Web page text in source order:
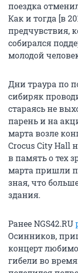
поездка
Как и тогда [в
предчувствия,
собирался
молодой
Дни траура по
сибиряк
стараясь не
парень и на
марта возле
Crocus City Hall
в память о тех
марта пришли
зная, что
здания.
Ранее NGS42.RU
Осинников,
концерт
гибели во